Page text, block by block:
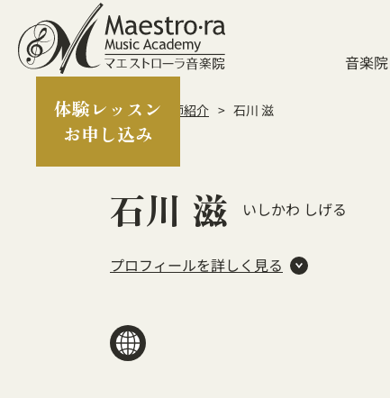
音楽
体験レッスン
お申し込み
TOP 講師紹介 石川 滋
石川 滋 いしかわ しげる
プロフィールを詳しく見る